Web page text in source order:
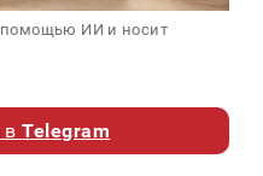
помощью ИИ и носит
вTelegram